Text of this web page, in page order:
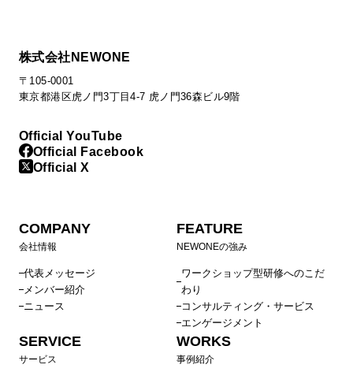
株式会社NEWONE
〒105-0001
東京都港区虎ノ門3丁目4-7 虎ノ門36森ビル9階
Official YouTube
Official Facebook
Official X
COMPANY
会社情報
代表メッセージ
メンバー紹介
ニュース
FEATURE
NEWONEの強み
ワークショップ型研修へのこだ
わり
コンサルティング・サービス
エンゲージメント
SERVICE
サービス
WORKS
事例紹介